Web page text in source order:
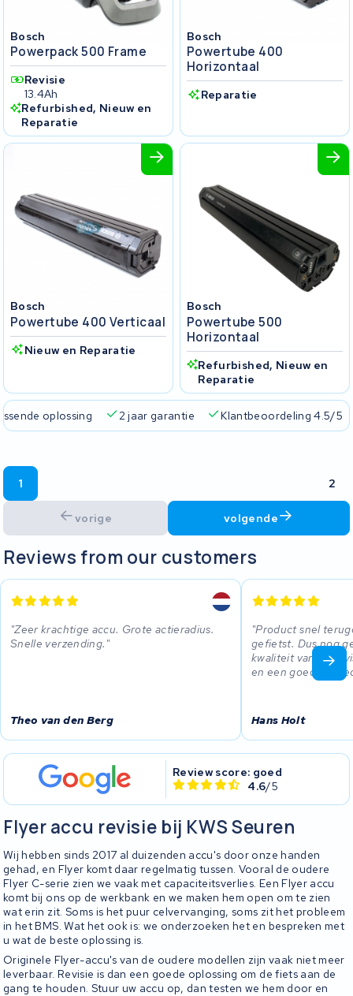
Bosch
Powerpack 500 Frame
Revisie
13.4Ah
Refurbished, Nieuw en
Reparatie
Bosch
Powertube 400
Horizontaal
Reparatie
Bosch
Powertube 400 Verticaal
Nieuw en Reparatie
Bosch
Powertube 500
Horizontaal
Refurbished, Nieuw en
Reparatie
oplossing 2 jaar garantie Klantbeoordeling 4.5/5
vorige
1 2
volgende
Reviews from our customers
Zeer krachtige accu. Grote actieradius.
Snelle verzending.
Theo van den Berg
Product snel
gefietst. Dus nog
kwaliteit van de
en een goed
Hans Holt
Review score: goed
4.6/5
Flyer accu revisie bij KWS Seuren
Wij hebben sinds 2017 al duizenden accu's door onze handen
gehad, en Flyer komt daar regelmatig tussen. Vooral de oudere
Flyer C-serie zien we vaak met capaciteitsverlies. Een Flyer accu
komt bij ons op de werkbank en we maken hem open om te zien
wat erin zit. Soms is het puur celvervanging, soms zit het probleem
in het BMS. Wat het ook is: we onderzoeken het en bespreken met
u wat de beste oplossing is.
Originele Flyer-accu's van de oudere modellen zijn vaak niet meer
leverbaar. Revisie is dan een goede oplossing om de fiets aan de
gang te houden. Stuur uw accu op, dan testen we hem door en